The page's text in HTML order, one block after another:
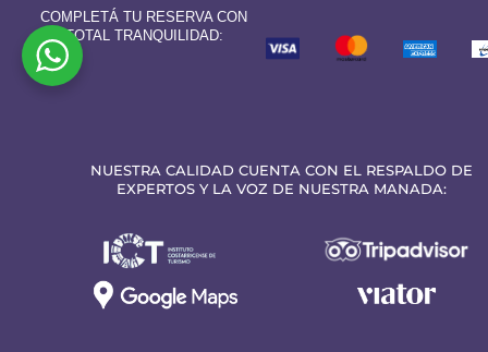
COMPLETÁ TU RESERVA CON
TOTAL TRANQUILIDAD:
NUESTRA CALIDAD CUENTA CON EL RESPALDO DE
EXPERTOS Y LA VOZ DE NUESTRA MANADA: